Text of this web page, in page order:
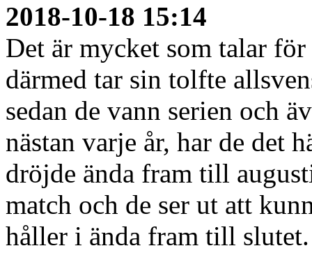
2018-10-18 15:14
Det är mycket som talar
därmed tar sin tolfte
sedan de vann serien och
nästan varje år, har de det
dröjde ända fram till
match och de ser ut att
håller i ända fram till